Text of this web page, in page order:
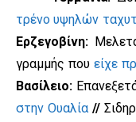
τρένο υψηλών
Ερζεγοβίνη:
γραμμής πουείχε
Βασίλειο:
στην Ουαλία//